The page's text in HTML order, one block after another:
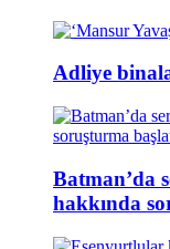
Adliye
Batman’da
hakkında